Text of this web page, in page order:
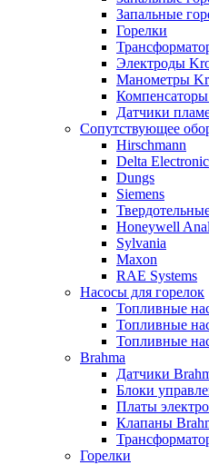
Запальные
Горелки
Электроды
Манометры
Датчики
Сопутствующее
Hirschmann
Delta
Dungs
Siemens
Honeywell
Sylvania
Maxon
RAE Systems
Насосы для горелок
Топливные
Топливные
Топливные
Brahma
Датчики
Блоки
Платы
Клапаны
Горелки